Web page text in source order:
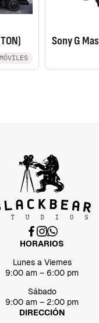
MÓVILES
Sony G
HORARIOS
Lunes a Viernes
9:00 am – 6:00 pm
Sábado
9:00 am – 2:00 pm
DIRECCIÓN